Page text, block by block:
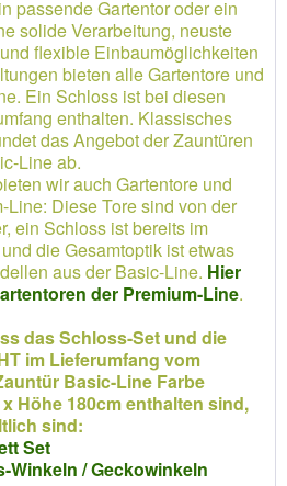
passende Gartentor oder ein
solide Verarbeitung, neuste
flexible Einbaumöglichkeiten
bieten alle Gartentore und
Ein Schloss ist bei diesen
enthalten. Klassisches
das Angebot der Zauntüren
Line ab.
wir auch Gartentore und
Line: Diese Tore sind von der
ein Schloss ist bereits im
die Gesamtoptik ist etwas
aus der Basic-Line. Hier
der Premium-Line.
das Schloss-Set und die
im Lieferumfang vom
Basic-Line Farbe
Höhe 180cm enthalten sind,
sind:
Set
Winkeln / Geckowinkeln